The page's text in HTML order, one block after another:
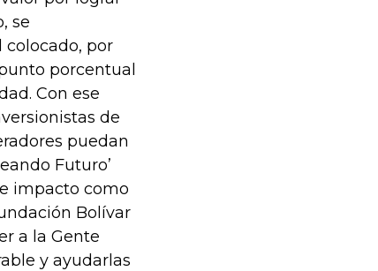
se
por
porcentual
Con ese
de
puedan
Futuro’
impacto como
Bolívar
a la Gente
y ayudarlas